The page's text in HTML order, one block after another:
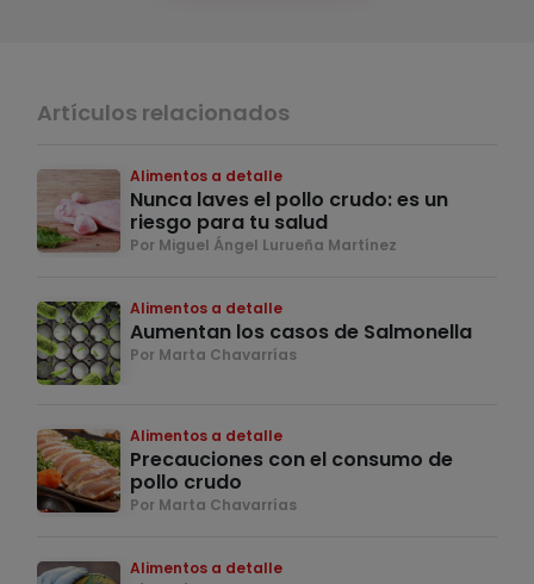
Artículos relacionados
Alimentos a detalle
Nunca laves el pollo crudo: es un
riesgo para tu salud
Por Miguel Ángel Lurueña Martínez
Alimentos a detalle
Aumentan los casos de Salmonella
Por Marta Chavarrías
Alimentos a detalle
Precauciones con el consumo de
pollo crudo
Por Marta Chavarrías
Alimentos a detalle